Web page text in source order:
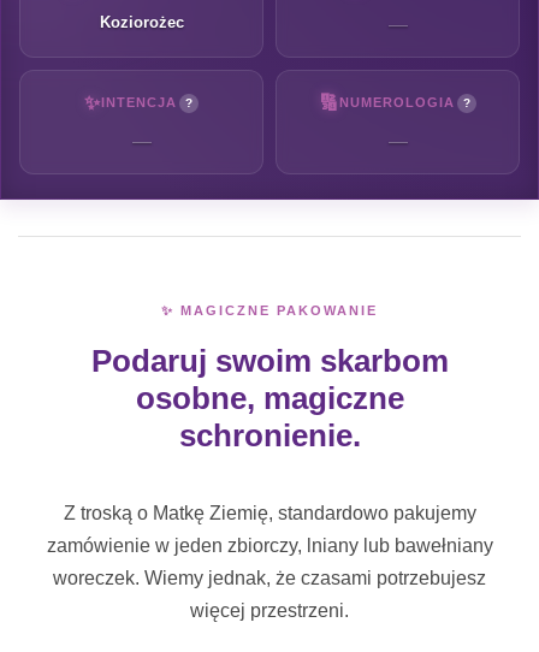
Koziorożec —
✨INTENCJA ?
—
🔢NUMEROLOGIA ?
—
✨ MAGICZNE PAKOWANIE
Podaruj swoim skarbom
osobne, magiczne
schronienie.
Z troską o Matkę Ziemię, standardowo pakujemy
zamówienie w jeden zbiorczy, lniany lub bawełniany
woreczek. Wiemy jednak, że czasami potrzebujesz
więcej przestrzeni.